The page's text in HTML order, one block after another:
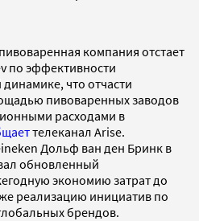
компания отстает
по эффективности
что отчасти
пивоваренных заводов
расходами в
телеканал Arise.
Дольф ван ден Бринк в
обновленный
экономию затрат до
реализацию инициатив по
брендов.